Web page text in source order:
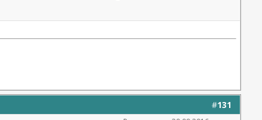
#131